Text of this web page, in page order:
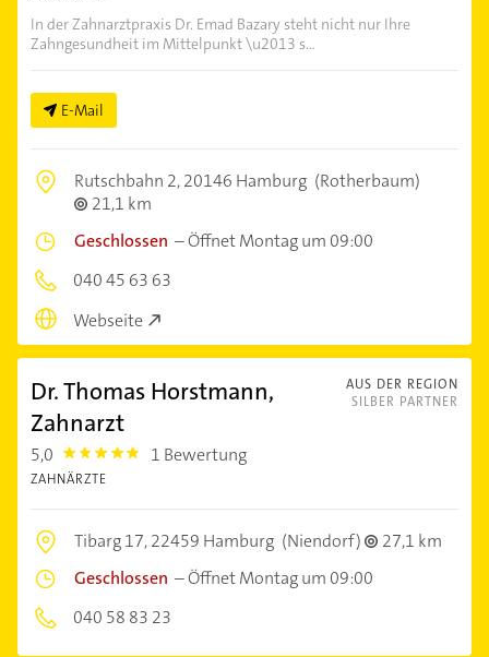
In der Zahnarztpraxis Dr. Emad Bazary steht nicht nur Ihre
Zahngesundheit im Mittelpunkt \u2013 s...
E-Mail
Rutschbahn 2,20146 Hamburg (Rotherbaum)
21,1 km
Geschlossen –Öffnet Montag um 09:00
040 45 63 63
Webseite
AUS DER REGION
SILBER PARTNER
Dr. Thomas Horstmann,
Zahnarzt
5,0 5.0 1 Bewertung
ZAHNÄRZTE
Tibarg 17,22459 Hamburg (Niendorf)
27,1 km
Geschlossen –Öffnet Montag um 09:00
040 58 83 23